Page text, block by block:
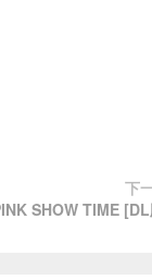
下
SHOW TIME